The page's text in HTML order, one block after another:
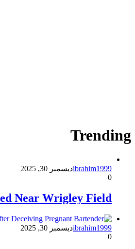
Trending
ibrahim1999ديسمبر 30, 2025
0
Near Wrigley Field
ibrahim1999ديسمبر 30, 2025
0